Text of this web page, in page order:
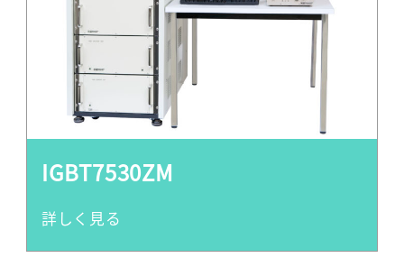
IGBT7530ZM